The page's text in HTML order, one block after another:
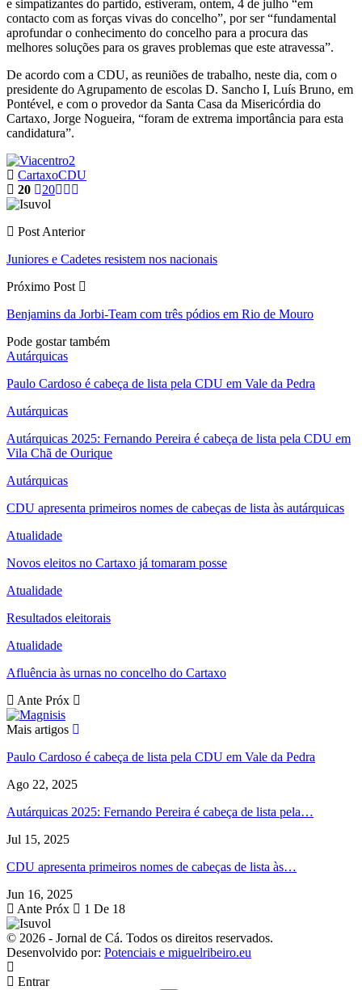
e simpatizantes do partido, estiveram, ontem, 4 de julho “em
contacto com as forças vivas do concelho”, por ser “fundamental
aprofundar o conhecimento do concelho para a procura das
melhores soluções para os graves problemas que este atravessa”.
De acordo com a CDU, as reuniões de trabalho, neste dia, com o
presidente do Agrupamento de escolas D. Sancho I, Luís Bruno, em
Pontével, e com o provedor da Santa Casa da Misericórdia do
Cartaxo, Jorge Nogueira, “foram de extrema importância para esta
candidatura”.
CartaxoCDU
20
20
Post Anterior
Juniores e Cadetes resistem nos nacionais
Próximo Post
Benjamins da Jorbi-Team com três pódios em Rio de Mouro
Pode gostar também
Autárquicas
Paulo Cardoso é cabeça de lista pela CDU em Vale da Pedra
Autárquicas
Autárquicas 2025: Fernando Pereira é cabeça de lista pela CDU em
Vila Chã de Ourique
Autárquicas
CDU apresenta primeiros nomes de cabeças de lista às autárquicas
Atualidade
Novos eleitos no Cartaxo já tomaram posse
Atualidade
Resultados eleitorais
Atualidade
Afluência às urnas no concelho do Cartaxo
Ante Próx
Mais artigos
Paulo Cardoso é cabeça de lista pela CDU em Vale da Pedra
Ago 22, 2025
Autárquicas 2025: Fernando Pereira é cabeça de lista pela…
Jul 15, 2025
CDU apresenta primeiros nomes de cabeças de lista às…
Jun 16, 2025
Ante Próx 1 De 18
© 2026 - Jornal de Cá. Todos os direitos reservados.
Desenvolvido por: Potenciais e miguelribeiro.eu
Entrar